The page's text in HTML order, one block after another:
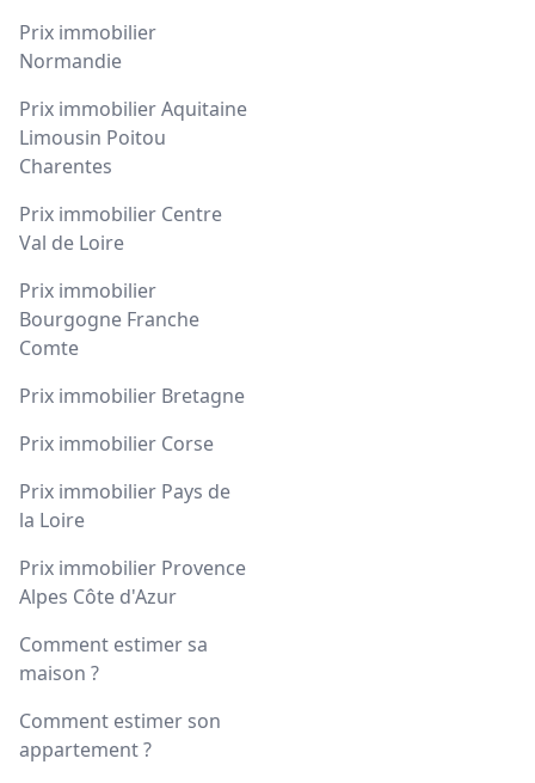
Prix immobilier
Normandie
Prix immobilier Aquitaine
Limousin Poitou
Charentes
Prix immobilier Centre
Val de Loire
Prix immobilier
Bourgogne Franche
Comte
Prix immobilier Bretagne
Prix immobilier Corse
Prix immobilier Pays de
la Loire
Prix immobilier Provence
Alpes Côte d'Azur
Comment estimer sa
maison ?
Comment estimer son
appartement ?